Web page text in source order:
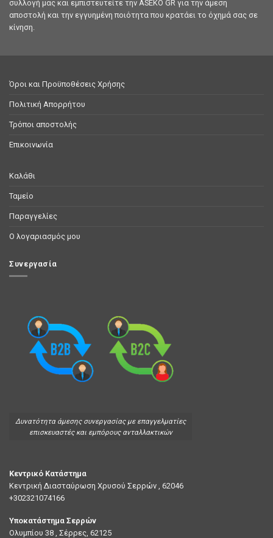
συλλογή μας και εμπιστευτείτε την ASEKO GR για την άμεση
αποστολή και την εγγυημένη ποιότητα που κρατάει το όχημά σας σε
κίνηση.
Όροι και Προϋποθέσεις Χρήσης
Πολιτική Απορρήτου
Τρόποι αποστολής
Επικοινωνία
Καλάθι
Ταμείο
Παραγγελίες
Ο λογαριασμός μου
Συνεργασία
Δυνατότητα άμεσης συνεργασίας με επαγγελματίες
επισκευαστές και εμπόρους ανταλλακτικών
Κεντρικό Κατάστημα
Κεντρική Διασταύρωση Χρυσού Σερρών , 62046
+302321074166
Υποκατάστημα Σερρών
Ολυμπίου 38 , Σέρρες, 62125